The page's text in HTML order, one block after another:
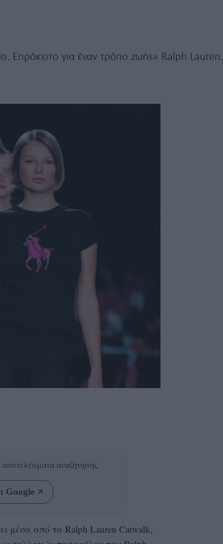
Επρόκειτο για έναν τρόπο ζωής» Ralph Lauren.
αποτελέσματα αναζήτησης
Google
μέσα από το Ralph Lauren Catwalk,